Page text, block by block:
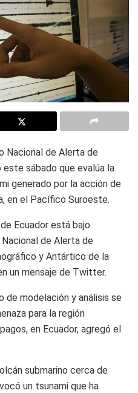
Nacional de Alerta de
este sábado que evalúa la
generado por la acción de
en el Pacífico Suroeste.
Ecuador está bajo
de Alerta de
y Antártico de la
un mensaje de Twitter.
de modelación y análisis se
para la región
en Ecuador, agregó el
submarino cerca de
un tsunami que ha